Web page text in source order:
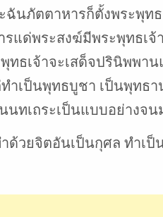
นภัตตาหารก็ตั้งพระพุท
แด่พระสงฆ์มีพระพุทธเจ้
ธเจ้าจะเสด็จปรินิพพา
ทำเป็นพุทธบูชา เป็นพุท
ทเถระเป็นแบบอย่างจ
วยจิตอันเป็นกุศล ทำเป็